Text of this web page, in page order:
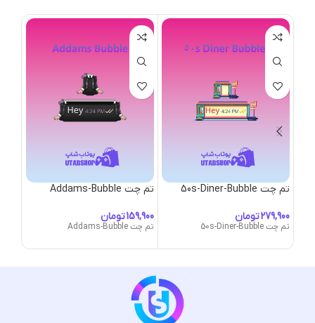
تم چت 50s-Diner-Bubble
تومان
تم چت 50s-Diner-Bubble
تم چت Addams-Bubble
تومان
تم چت Addams-Bubble